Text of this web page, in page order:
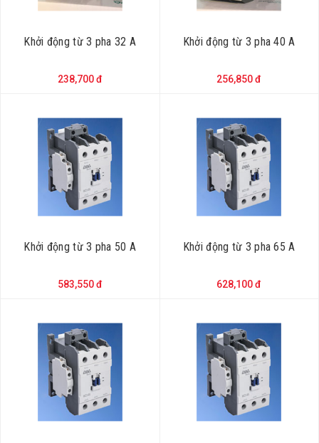
Khởi động từ 3 pha 32 A
238,700 đ
Khởi động từ 3 pha 40 A
256,850 đ
Khởi động từ 3 pha 50 A
583,550 đ
Khởi động từ 3 pha 65 A
628,100 đ